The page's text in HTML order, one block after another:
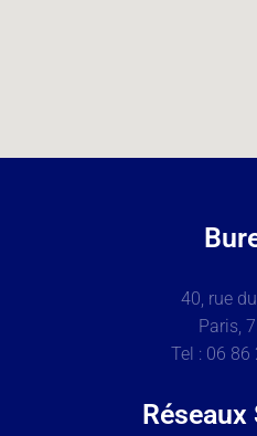
40, rue
Paris,
Tel : 06 86
Réseaux